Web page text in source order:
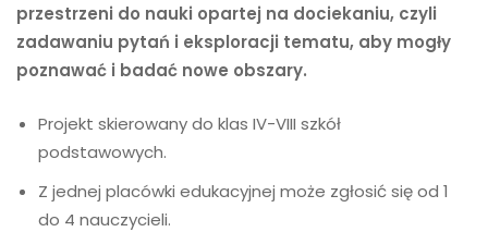
przestrzeni do nauki opartej na dociekaniu, czyli
zadawaniu pytań i eksploracji tematu, aby mogły
poznawać i badać nowe obszary.
Projekt skierowany do klas IV-VIII szkół
podstawowych.
Z jednej placówki edukacyjnej może zgłosić się od 1
do 4 nauczycieli.